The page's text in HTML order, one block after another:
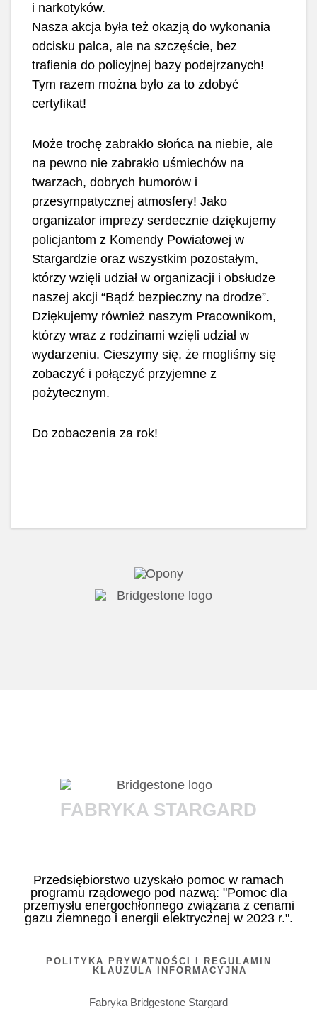
i narkotyków.
Nasza akcja była też okazją do wykonania
odcisku palca, ale na szczęście, bez
trafienia do policyjnej bazy podejrzanych!
Tym razem można było za to zdobyć
certyfikat!
Może trochę zabrakło słońca na niebie, ale
na pewno nie zabrakło uśmiechów na
twarzach, dobrych humorów i
przesympatycznej atmosfery! Jako
organizator imprezy serdecznie dziękujemy
policjantom z Komendy Powiatowej w
Stargardzie oraz wszystkim pozostałym,
którzy wzięli udział w organizacji i obsłudze
naszej akcji “Bądź bezpieczny na drodze”.
Dziękujemy również naszym Pracownikom,
którzy wraz z rodzinami wzięli udział w
wydarzeniu. Cieszymy się, że mogliśmy się
zobaczyć i połączyć przyjemne z
pożytecznym.
Do zobaczenia za rok!
FABRYKA STARGARD
Przedsiębiorstwo uzyskało pomoc w ramach
programu rządowego pod nazwą: "Pomoc dla
przemysłu energochłonnego związana z cenami
gazu ziemnego i energii elektrycznej w 2023 r.".
POLITYKA PRYWATNOŚCI I REGULAMIN
KLAUZULA INFORMACYJNA
Fabryka Bridgestone Stargard